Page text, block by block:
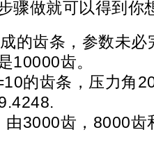
骤做就可以得到你
的齿条，参数未必
10000齿。
的齿条，压力角
由3000齿，8000齿